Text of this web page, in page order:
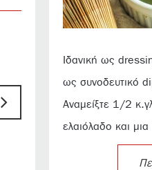
Ιδανική ως
ως συνοδευτικό
Αναμείξτε 1/2
ελαιόλαδο και